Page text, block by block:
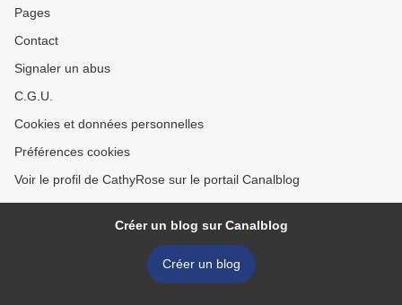
Pages
Contact
Signaler un abus
C.G.U.
Cookies et données personnelles
Préférences cookies
Voir le profil de CathyRose sur le portail Canalblog
Créer un blog sur Canalblog
Créer un blog